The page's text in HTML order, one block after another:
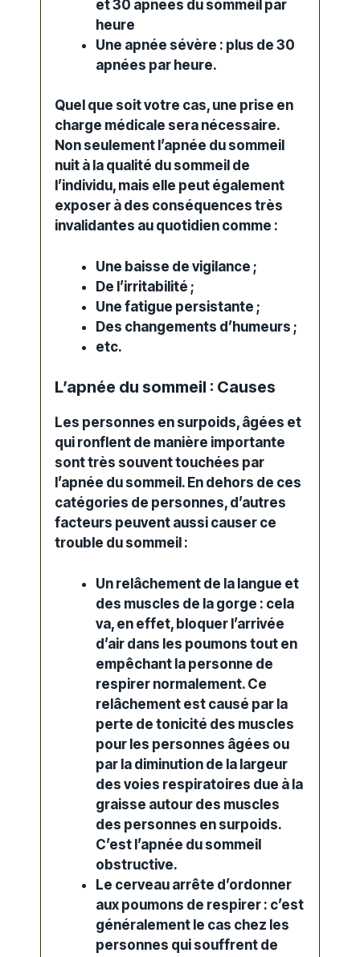
et 30 apnées du sommeil par
heure
Une apnée sévère : plus de 30
apnées par heure.
Quel que soit votre cas, une prise en
charge médicale sera nécessaire.
Non seulement l’apnée du sommeil
nuit à la qualité du sommeil de
l’individu, mais elle peut également
exposer à des conséquences très
invalidantes au quotidien comme :
Une baisse de vigilance ;
De l’irritabilité ;
Une fatigue persistante ;
Des changements d’humeurs ;
etc.
L’apnée du sommeil : Causes
Les personnes en surpoids, âgées et
qui ronflent de manière importante
sont très souvent touchées par
l’apnée du sommeil. En dehors de ces
catégories de personnes, d’autres
facteurs peuvent aussi causer ce
trouble du sommeil :
Un relâchement de la langue et
des muscles de la gorge : cela
va, en effet, bloquer l’arrivée
d’air dans les poumons tout en
empêchant la personne de
respirer normalement. Ce
relâchement est causé par la
perte de tonicité des muscles
pour les personnes âgées ou
par la diminution de la largeur
desvoies respiratoires due à la
graisse autour des muscles
des personnes en surpoids.
C’est l’apnée du sommeil
obstructive.
Le cerveau arrête d’ordonner
aux poumons de respirer : c’est
généralement le cas chez les
personnes qui souffrent de